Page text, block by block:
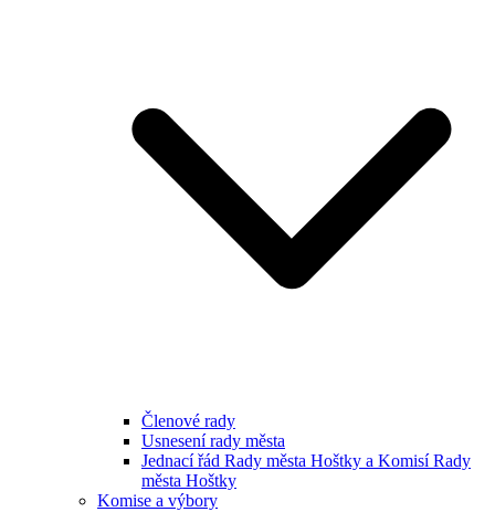
Členové rady
Usnesení rady města
Jednací řád Rady města Hoštky a Komisí Rady
města Hoštky
Komise a výbory